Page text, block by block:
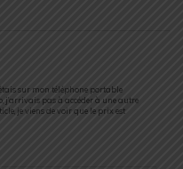
sur mon téléphone portable
j’arrivais pas à accéder à une autre
je viens de voir que le prix est